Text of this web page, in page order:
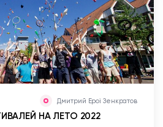
Дмитрий Epoi Зенкратов
НА ЛЕТО 2022